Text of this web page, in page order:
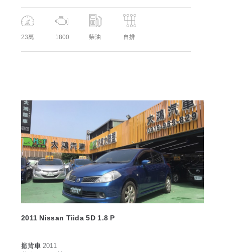
23萬 1800 柴油 自排
2011 Nissan Tiida 5D 1.8 P
掀背車 2011